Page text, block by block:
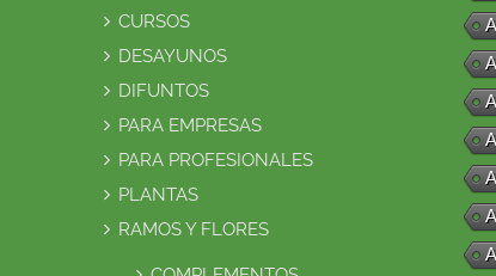
CURSOS
DESAYUNOS
DIFUNTOS
PARA EMPRESAS
PARA PROFESIONALES
PLANTAS
RAMOS Y FLORES